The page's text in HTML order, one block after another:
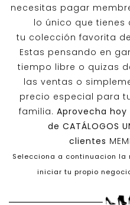
necesitas pagar
lo único que tienes
tu colección favorita
Estas pensando en
tiempo libre o quizas
las ventas o
precio especial para
familia. Aprovecha
de CATÁLOGOS
clientes
Selecciona a continuacion
iniciar tu propio